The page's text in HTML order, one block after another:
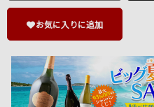
お気に入りに追加